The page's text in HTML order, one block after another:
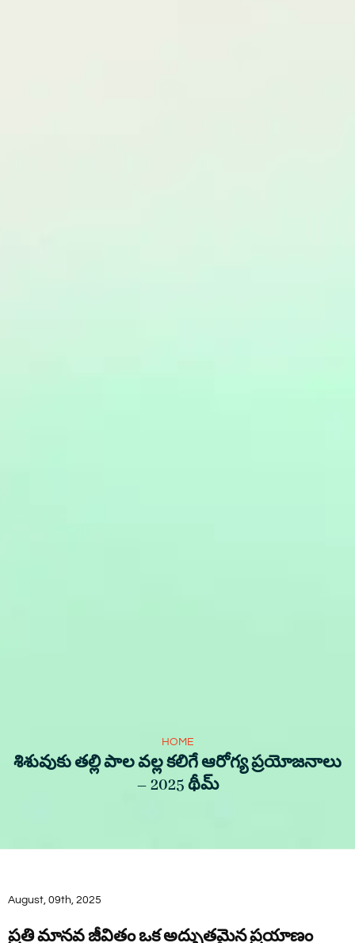
HOME
శిశువుకు తల్లి పాల వల్ల కలిగే ఆరోగ్య ప్రయోజనాలు
– 2025 థీమ్
August, 09th, 2025
ప్రతి మానవ జీవితం ఒక అద్భుతమైన ప్రయాణం